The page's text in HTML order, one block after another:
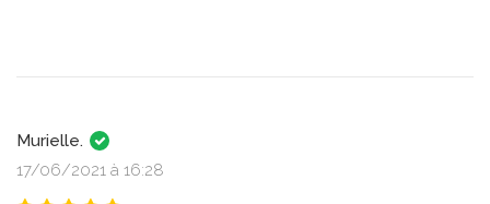
Murielle.
17/06/2021 à 16:28